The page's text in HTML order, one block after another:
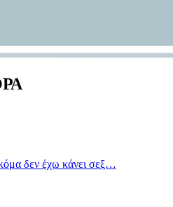
δεν έχω κάνει σεξ…